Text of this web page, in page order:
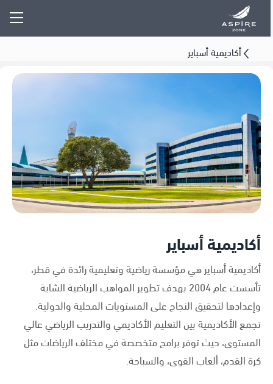
أكاديمية أسباير
أكاديمية أسباير
أكاديمية أسباير هي مؤسسة رياضية وتعليمية رائدة في قطر،
تأسست عام 2004 بهدف تطوير المواهب الرياضية الشابة
وإعدادها لتحقيق النجاح على المستويات المحلية والدولية.
تجمع الأكاديمية بين التعليم الأكاديمي والتدريب الرياضي عالي
المستوى، حيث توفر برامج متخصصة في مختلف الرياضات مثل
كرة القدم، ألعاب القوى، والسباحة.